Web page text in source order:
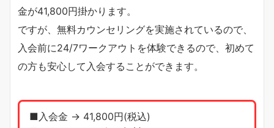
金が41,800円掛かります。
ですが、無料カウンセリングを実施されているので、
入会前に24/7ワークアウトを体験できるので、初めて
の方も安心して入会することができます。
■入会金 → 41,800円(税込)